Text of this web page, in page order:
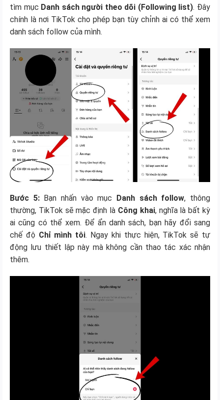
tìm mục Danh sách người theo dõi (Following list). Đây
chính là nơi TikTok cho phép bạn tùy chỉnh ai có thể xem
danh sách follow của mình.
Bước 5: Bạn nhấn vào mục Danh sách follow, thông
thường, TikTok sẽ mặc định là Công khai, nghĩa là bất kỳ
ai cũng có thể xem. Để ẩn danh sách, bạn hãy đổi sang
chế độ Chỉ mình tôi. Ngay khi thực hiện, TikTok sẽ tự
động lưu thiết lập này mà không cần thao tác xác nhận
thêm.